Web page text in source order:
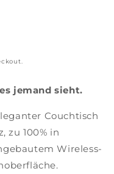
jemand sieht.
Couchtisch
zu 100% in
Wireless-